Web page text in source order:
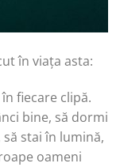
în viața asta:
fiecare clipă.
bine, să dormi
stai în lumină,
oameni